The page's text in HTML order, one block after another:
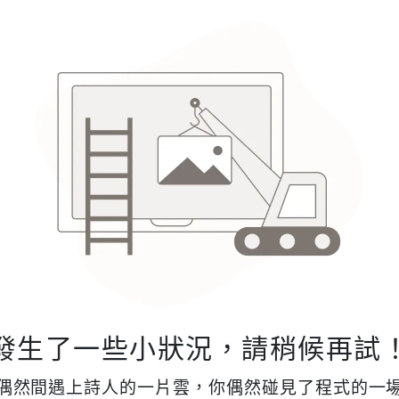
生了一些小狀況，請稍候再試！
然間遇上詩人的一片雲，你偶然碰見了程式的一